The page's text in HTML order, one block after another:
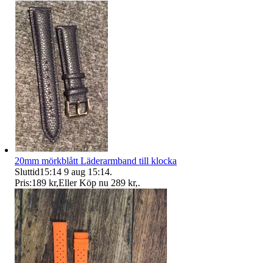
20mm mörkblått Läderarmband till klocka
Sluttid15:14 9 aug 15:14.
Pris:189 kr,Eller Köp nu 289 kr,.